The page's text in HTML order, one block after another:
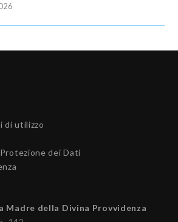
di utilizzo
dei Dati
Madre della Divina Provvidenza